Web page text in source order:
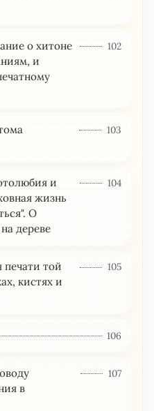
о хитоне
и
102
103
и
жизнь
О
дереве
104
печати той
кистях и
105
106
в
107